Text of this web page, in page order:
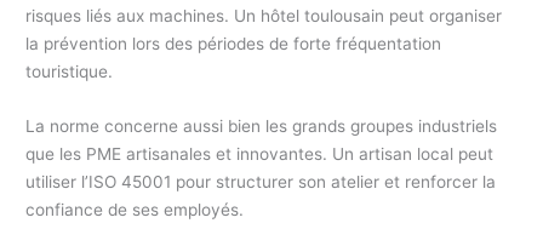
risques liés aux machines. Un hôtel toulousain peut organiser
la prévention lors des périodes de forte fréquentation
touristique.
La norme concerne aussi bien les grands groupes industriels
que les PME artisanales et innovantes. Un artisan local peut
utiliser l’ISO 45001 pour structurer son atelier et renforcer la
confiance de ses employés.